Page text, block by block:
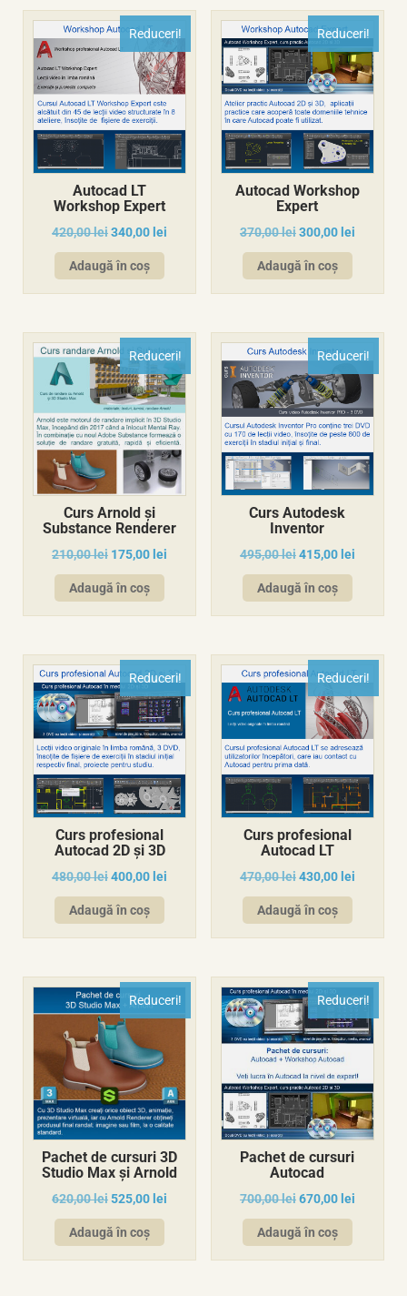
Reduceri!
Autocad LT
Workshop Expert
420,00lei340,00 lei
Adaugă în coș
Reduceri!
Autocad Workshop
Expert
370,00lei300,00 lei
Adaugă în coș
Reduceri!
Curs Arnold și
Substance Renderer
210,00lei 175,00 lei
Adaugă în coș
Reduceri!
Curs Autodesk
Inventor
495,00lei415,00 lei
Adaugă în coș
Reduceri!
Curs profesional
Autocad 2D și 3D
480,00lei400,00 lei
Adaugă în coș
Reduceri!
Curs profesional
Autocad LT
470,00lei430,00 lei
Adaugă în coș
Reduceri!
Pachet de cursuri 3D
Studio Max și Arnold
620,00lei525,00 lei
Adaugă în coș
Reduceri!
Pachet de cursuri
Autocad
700,00lei670,00 lei
Adaugă în coș